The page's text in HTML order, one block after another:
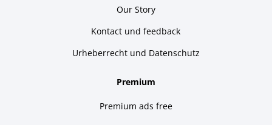
Our Story
Kontact und feedback
Urheberrecht und Datenschutz
Premium
Premium ads free